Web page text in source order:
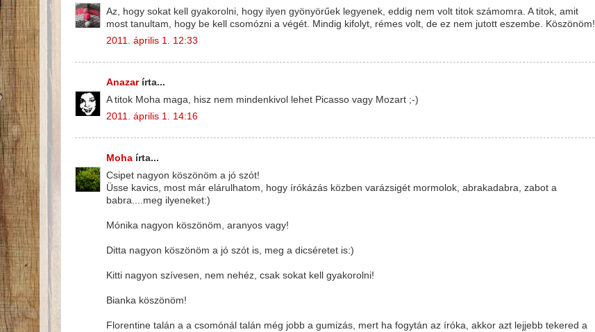
Az, hogy sokat kell gyakorolni, hogy ilyen gyönyörűek legyenek, eddig nem volt titok számomra. A titok, amit
most tanultam, hogy be kell csomózni a végét. Mindig kifolyt, rémes volt, de ez nem jutott eszembe. Köszönöm!
2011. április 1. 12:33
Anazarírta...
A titok Moha maga, hisz nem mindenkivol lehet Picasso vagy Mozart ;-)
2011. április 1. 14:16
Moha írta...
Csipet nagyon köszönöm a jó szót!
Üsse kavics, most már elárulhatom, hogy írókázás közben varázsigét mormolok, abrakadabra, zabot a
babra....meg ilyeneket:)
Mónika nagyon köszönöm, aranyos vagy!
Ditta nagyon köszönöm a jó szót is, meg a dicséretet is:)
Kitti nagyon szívesen, nem nehéz, csak sokat kell gyakorolni!
Bianka köszönöm!
Florentine talán a a csomónál talán még jobb a gumizás, mert ha fogytán az íróka, akkor azt lejjebb tekered a